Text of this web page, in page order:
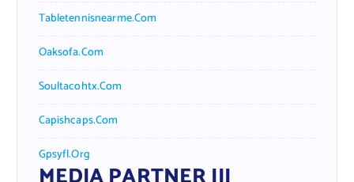
Tabletennisnearme.com
Oaksofa.com
Soultacohtx.com
Capishcaps.com
Gpsyfl.org